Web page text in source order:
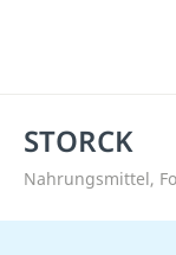
STORCK
Nahrungsmittel,